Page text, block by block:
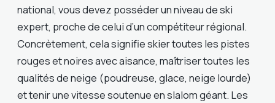
national, vous devez posséder un niveau de ski
expert, proche de celui d’un compétiteur régional.
Concrètement, cela signifie skier toutes les pistes
rouges et noires avec aisance, maîtriser toutes les
qualités de neige (poudreuse, glace, neige lourde)
et tenir une vitesse soutenue en slalom géant. Les